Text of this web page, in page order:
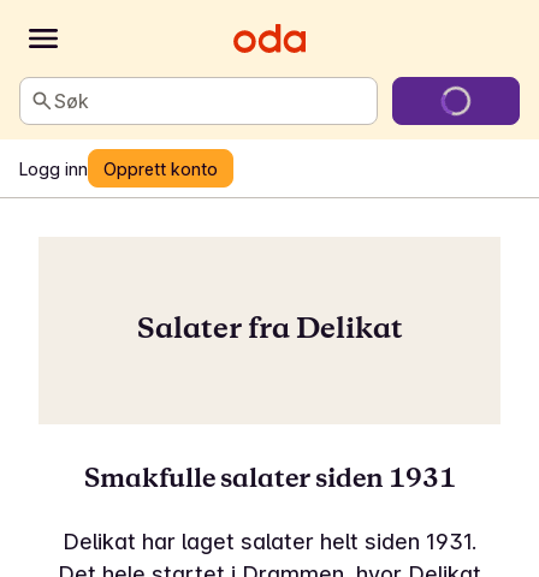
Søk
Logg inn Opprett konto
Salater fra Delikat
Smakfulle salater siden 1931
Delikat har laget salater helt siden 1931.